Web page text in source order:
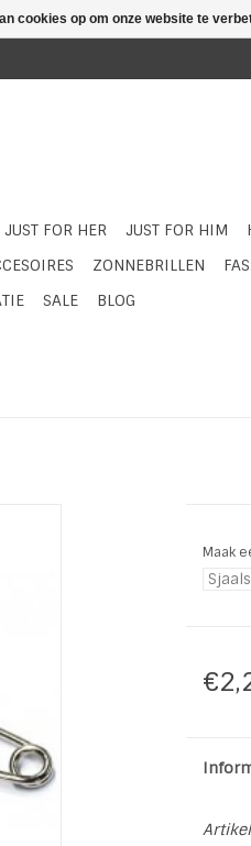
JUST FOR HER JUST FOR HIM
ZONNEBRILLEN
SALE BLOG
Maak
cookies op om onze website te